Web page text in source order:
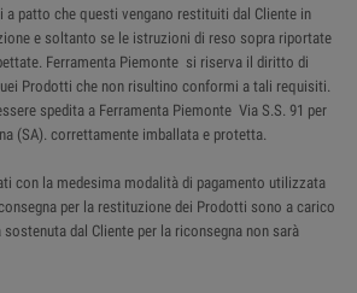
patto che questi vengano restituiti dal Cliente in
e soltanto se le istruzioni di reso sopra riportate
Ferramenta Piemonte si riserva il diritto di
Prodotti che non risultino conformi a tali requisiti.
spedita a Ferramenta Piemonte Via S.S. 91 per
(SA). correttamente imballata e protetta.
con la medesima modalità di pagamento utilizzata
per la restituzione dei Prodotti sono a carico
dal Cliente per la riconsegna non sarà